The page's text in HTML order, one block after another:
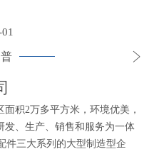
面积2万多平方米，环境优美，
发、生产、销售和服务为一体
件三大系列的大型制造型企